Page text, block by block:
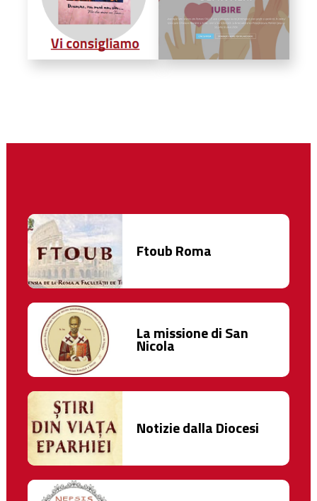
Ftoub Roma
La missione di San
Nicola
Notizie dalla Diocesi